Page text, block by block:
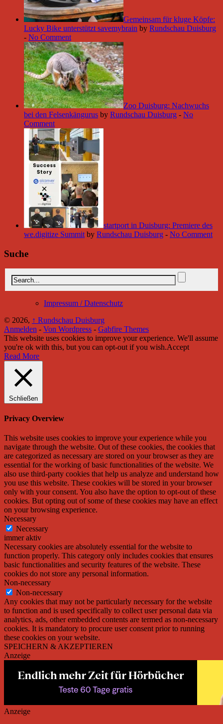
Gemeinsam für kluge Köpfe:
Lucky Bike unterstützt savemybrain by Rundschau Duisburg
- No Comment
Zoo Duisburg: Nachwuchs
bei den Felsenkängurus by Rundschau Duisburg - No
Comment
startport in Duisburg: Premiere des
we.digitize Summit by Rundschau Duisburg - No Comment
Suche
Impressum / Datenschutz
© 2026, ↑ Rundschau Duisburg
Anmelden - Von Wordpress - Gabfire Themes
This website uses cookies to improve your experience. We'll assume
you're ok with this, but you can opt-out if you wish.Accept
Read More
Schließen
Privacy Overview
This website uses cookies to improve your experience while you
navigate through the website. Out of these cookies, the cookies that
are categorized as necessary are stored on your browser as they are
essential for the working of basic functionalities of the website. We
also use third-party cookies that help us analyze and understand how
you use this website. These cookies will be stored in your browser
only with your consent. You also have the option to opt-out of these
cookies. But opting out of some of these cookies may have an effect
on your browsing experience.
Necessary
Necessary
immer aktiv
Necessary cookies are absolutely essential for the website to
function properly. This category only includes cookies that ensures
basic functionalities and security features of the website. These
cookies do not store any personal information.
Non-necessary
Non-necessary
Any cookies that may not be particularly necessary for the website
to function and is used specifically to collect user personal data via
analytics, ads, other embedded contents are termed as non-necessary
cookies. It is mandatory to procure user consent prior to running
these cookies on your website.
SPEICHERN & AKZEPTIEREN
Anzeige
Anzeige